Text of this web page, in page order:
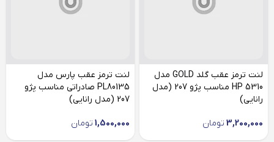
لنت ترمز عقب گلد GOLD مدل
HP 5310 مناسب پژو 207 (مدل
رانایی)
3,200,000 تومان
لنت ترمز عقب پارس مدل
PL80135 صادراتی مناسب پژو
207 (مدل رانایی)
1,500,000 تومان